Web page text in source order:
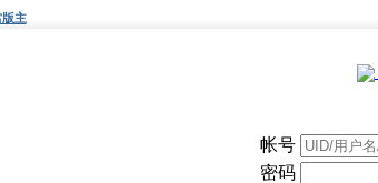
主
帐号
密码